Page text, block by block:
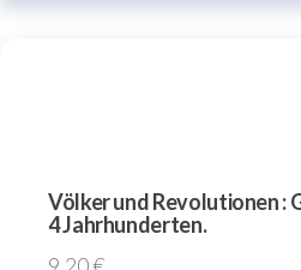
Völker und Revolutionen :
4 Jahrhunderten.